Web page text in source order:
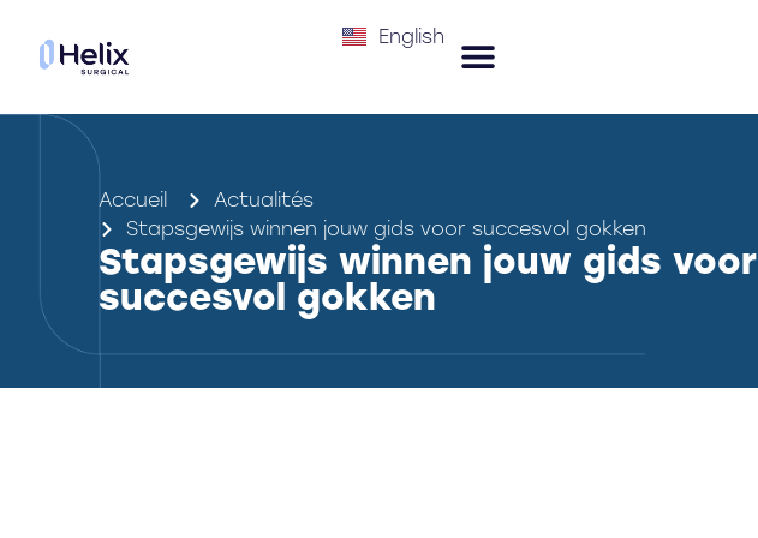
English
Accueil
Actualités
Stapsgewijs winnen jouw gids voor succesvol gokken
Stapsgewijs winnen jouw gids voor
succesvol gokken